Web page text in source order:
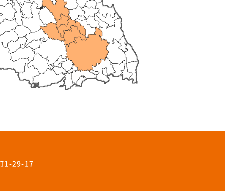
1-29-17